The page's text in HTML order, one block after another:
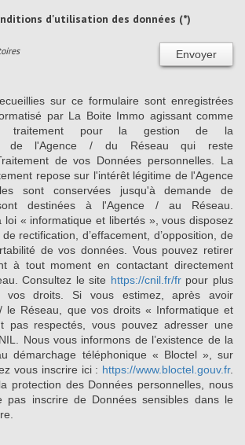
d'utilisation des données (*)
Envoyer
sur ce formulaire sont enregistrées
par La Boite Immo agissant comme
traitement pour la gestion de la
de l'Agence / du Réseau qui reste
de vos Données personnelles. La
repose sur l'intérêt légitime de l'Agence
sont conservées jusqu'à demande de
destinées à l'Agence / au Réseau.
loi « informatique et libertés », vous disposez
rectification, d’effacement, d’opposition, de
de vos données. Vous pouvez retirer
à tout moment en contactant directement
Consultez le site https://cnil.fr/frpour plus
vos droits. Si vous estimez, après avoir
le Réseau, que vos droits « Informatique et
pas respectés, vous pouvez adresser une
Nous vous informons de l’existence de la
démarchage téléphonique « Bloctel », sur
vous inscrire ici : https://www.bloctel.gouv.fr.
protection des Données personnelles, nous
pas inscrire de Données sensibles dans le